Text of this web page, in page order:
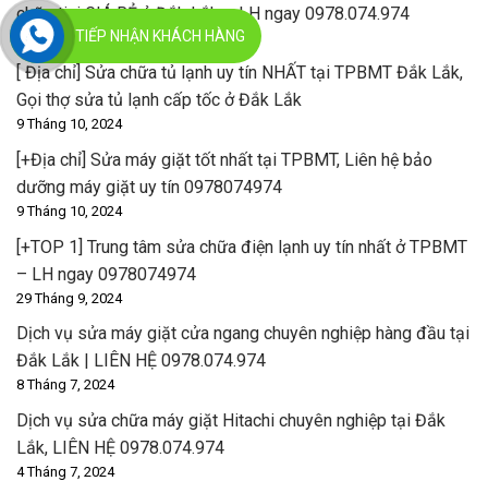
chữa tivi GIÁ RẺ ở Đắk Lắk – LH ngay 0978.074.974
9 Tháng 10, 2024
[ Địa chỉ] Sửa chữa tủ lạnh uy tín NHẤT tại TPBMT Đắk Lắk,
Gọi thợ sửa tủ lạnh cấp tốc ở Đắk Lắk
9 Tháng 10, 2024
[+Địa chỉ] Sửa máy giặt tốt nhất tại TPBMT, Liên hệ bảo
dưỡng máy giặt uy tín 0978074974
9 Tháng 10, 2024
[+TOP 1] Trung tâm sửa chữa điện lạnh uy tín nhất ở TPBMT
– LH ngay 0978074974
29 Tháng 9, 2024
Dịch vụ sửa máy giặt cửa ngang chuyên nghiệp hàng đầu tại
Đắk Lắk | LIÊN HỆ 0978.074.974
8 Tháng 7, 2024
Dịch vụ sửa chữa máy giặt Hitachi chuyên nghiệp tại Đắk
Lắk, LIÊN HỆ 0978.074.974
4 Tháng 7, 2024
TIẾP NHẬN KHÁCH HÀNG